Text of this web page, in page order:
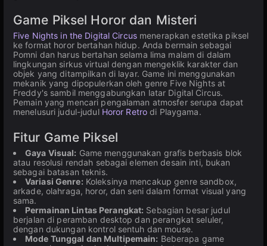
Game Piksel Horor dan Misteri
Five Nights in the Digital Circusmenerapkan estetika piksel
ke format horor bertahan hidup. Anda bermain sebagai
Pomni dan harus bertahan selama lima malam di dalam
lingkungan sirkus virtual dengan mengeklik karakter dan
objek yang ditampilkan di layar. Game ini menggunakan
mekanik yang dipopulerkan oleh genre Five Nights at
Freddy's sambil menggabungkan latar Digital Circus.
Pemain yang mencari pengalaman atmosfer serupa dapat
menelusuri judul-judul Horor Retro di Playgama.
Fitur Game Piksel
Gaya Visual: Game menggunakan grafis berbasis blok
atau resolusi rendah sebagai elemen desain inti, bukan
sebagai batasan teknis.
Variasi Genre: Koleksinya mencakup genre sandbox,
arkade, olahraga, horor, dan seni dalam format visual yang
sama.
Permainan Lintas Perangkat: Sebagian besar judul
berjalan di peramban desktop dan perangkat seluler,
dengan dukungan kontrol sentuh dan mouse.
Mode Tunggal dan Multipemain: Beberapa game